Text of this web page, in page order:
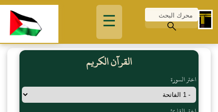
☰
القرآن الكريم
اختر السورة